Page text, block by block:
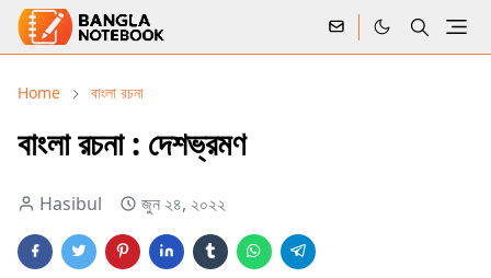
Home বাংলা রচনা
বাংলা রচনা : দেশভ্রমণ
Hasibul জুন ২৪, ২০২২